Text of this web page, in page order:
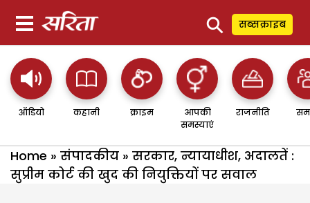
⚲ सब्सक्राइब
ऑडियो कहानी क्राइम
आपकी
समस्याएं
राजनीति
Home » संपादकीय » सरकार, न्यायाधीश, अदालतें :
सुप्रीम कोर्ट की खुद की नियुक्तियों पर सवाल